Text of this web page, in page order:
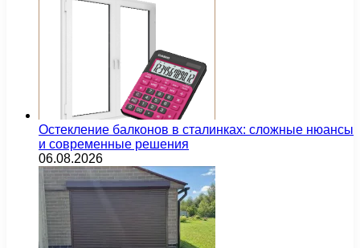
Остекление балконов в сталинках: сложные нюансы
и современные решения
06.08.2026